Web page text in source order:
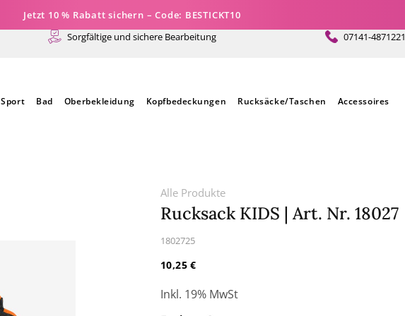
Jetzt 10 % Rabatt sichern – Code: BESTICKT10
Sorgfältige und sichere Bearbeitung 07141-4871221
Sport Bad Oberbekleidung Kopfbedeckungen Rucksäcke/Taschen Accessoires
Alle Produkte
Rucksack KIDS | Art. Nr. 18027
SKU:
1802725
Normaler
10,25 €
Inkl. 19% MwSt